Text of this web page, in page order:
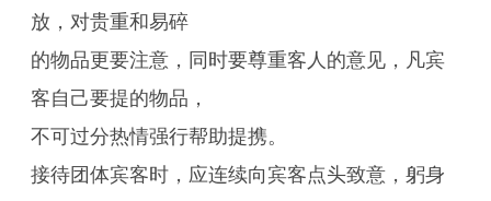
放，对贵重和易碎
的物品更要注意，同时要尊重客人的意见，凡宾
客自己要提的物品，
不可过分热情强行帮助提携。
接待团体宾客时，应连续向宾客点头致意，躬身